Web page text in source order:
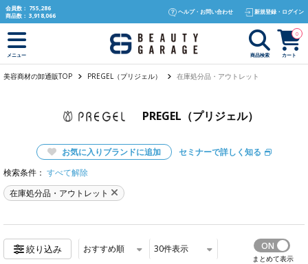
text.skipToContent
text.skipToNavigation
会員数： 755,286
商品数： 3,918,066
ヘルプ・お問い合わせ 新規登録・ログイン
メニュー 商品検索 カート
0
美容商材の卸通販TOP PREGEL（プリジェル） 在庫処分品・アウトレット
PREGEL（プリジェル）
お気に入りブランドに追加
セミナーで詳しく知る
検索条件： すべて解除
在庫処分品・アウトレット
絞り込み おすすめ順 30件表示
まとめて表示